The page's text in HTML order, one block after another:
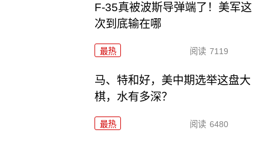
F-35真被波斯导弹端了！美军这
次到底输在哪
最热 阅读 7119
马、特和好，美中期选举这盘大
棋，水有多深？
最热 阅读 6480